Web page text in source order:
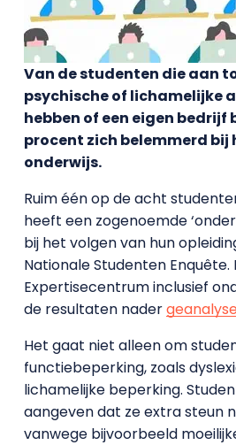
Van de studenten die aan
psychische of lichamelijke
hebben of een eigen bedrijf
procent zich belemmerd bij
onderwijs.
Ruim één op de acht
heeft een zogenoemde
bij het volgen van hun
Nationale Studenten Enquête.
Expertisecentrum inclusief
de resultaten nader
Het gaat niet alleen om
functiebeperking, zoals
lichamelijke beperking.
aangeven dat ze extra steun
vanwege bijvoorbeeld